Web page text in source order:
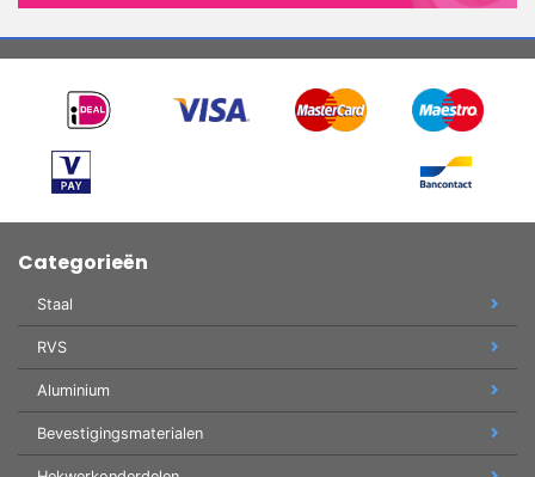
Categorieën
Staal
RVS
Aluminium
Bevestigingsmaterialen